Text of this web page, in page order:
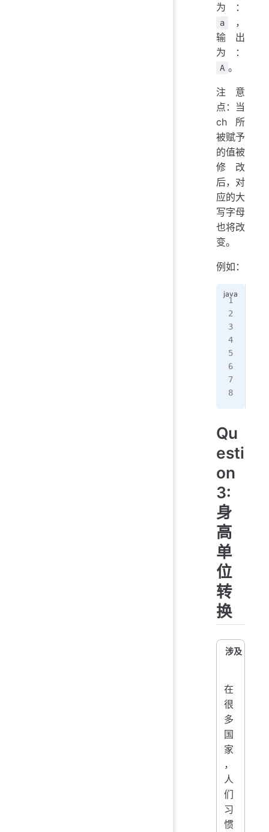
为：
a
，
输出
为：
A 。
注意
点：当
ch 所
被赋予
的值被
修改
后，对
应的大
写字母
也将改
变。
例如：
Qu
esti
on
3:
身
高
单
位
转
换
涉及
在
很
多
国
家
，
人
们
习
惯